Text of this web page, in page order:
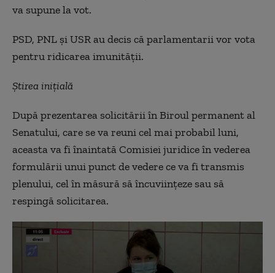
va supune la vot.
PSD, PNL și USR au decis că parlamentarii vor vota
pentru ridicarea imunității.
Știrea inițială
După prezentarea solicitării în Biroul permanent al
Senatului, care se va reuni cel mai probabil luni,
aceasta va fi înaintată Comisiei juridice în vederea
formulării unui punct de vedere ce va fi transmis
plenului, cel în măsură să încuviinţeze sau să
respingă solicitarea.